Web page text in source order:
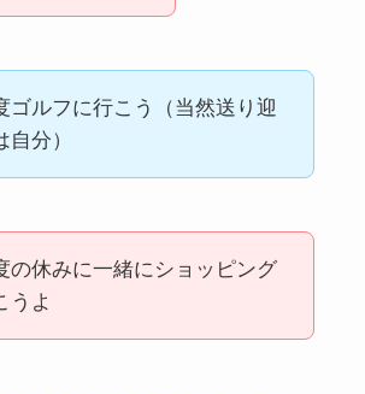
ゴルフに行こう（当然送り迎
自分）
の休みに一緒にショッピング
うよ